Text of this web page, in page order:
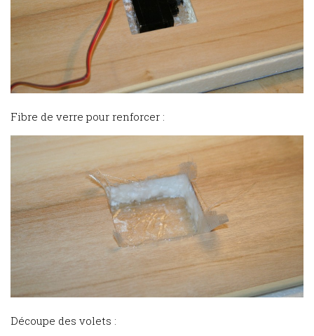
Fibre de verre pour renforcer :
Découpe des volets :